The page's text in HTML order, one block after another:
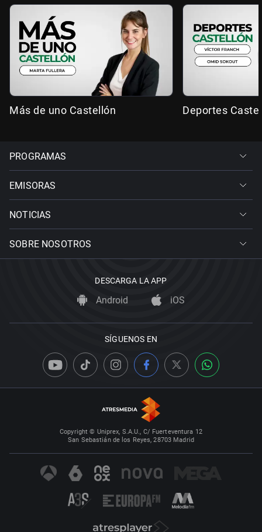
Más de uno Castellón Deportes
PROGRAMAS
EMISORAS
NOTICIAS
SOBRE NOSOTROS
DESCARGA LA APP
Android iOS
SÍGUENOS EN
Copyright © Uniprex, S.A.U., C/ Fuerteventura 12
San Sebastián de los Reyes, 28703 Madrid